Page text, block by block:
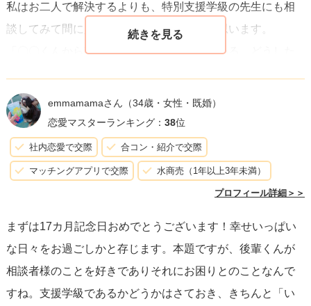
す。
最後に、友人や先生、家族など信頼できる人に話を聞いて
もらうこともおすすめします。このような問題は一人で抱
え込まないことが大切ですし、様々な視点からの意見を聞
くことで解決の手がかりが得られることもあります。あな
たの幸せを最優先に考え、今後も良い方向に進むことを心
から願っています。
私はお二人で解決するよりも、特別支援学級の先生にも相
談してみて間に入ってもらうのもありだと思います。
「〇〇くんから誘われて少し対応に悩んでいる。どうした
相談してみてください。
特別支援学級の先生は専門的な知識がありますし、その後
輩の方のこともきっと理解力があり、どうしたら解決でき
るかきっと力になってくれると思います。
一人で解決しようとするとトラブルになりかねません。
ら後輩の方の対応を考えてみてください。
emmamamaさん （34歳・女性・既婚）
恋愛マスターランキング： 38位
社内恋愛で交際 合コン・紹介で交際
マッチングアプリで交際 水商売（1年以上3年未満）
プロフィール詳細＞＞
まずは17カ月記念日おめでとうございます！幸せいっぱい
な日々をお過ごしかと存じます。本題ですが、後輩くんが
相談者様のことを好きでありそれにお困りとのことなんで
すね。支援学級であるかどうかはさておき、きちんと「い